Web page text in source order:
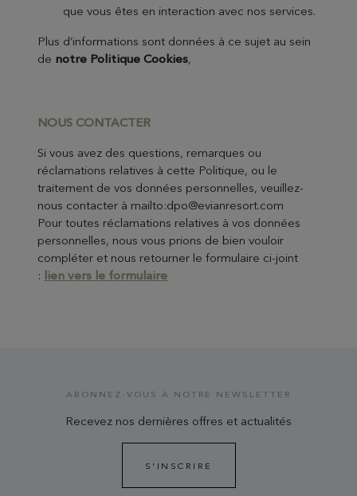
que vous êtes en interaction avec nos services.
Plus d’informations sont données à ce sujet au sein
de notre Politique Cookies,
NOUS CONTACTER
Si vous avez des questions, remarques ou
réclamations relatives à cette Politique, ou le
traitement de vos données personnelles, veuillez-
nous contacter à mailto:dpo@evianresort.com
Pour toutes réclamations relatives à vos données
personnelles, nous vous prions de bien vouloir
compléter et nous retourner le formulaire ci-joint
: lien vers le formulaire
ABONNEZ-VOUS À NOTRE NEWSLETTER
Recevez nos dernières offres et actualités
S'INSCRIRE